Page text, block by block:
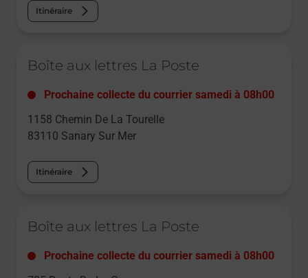
Itinéraire
Boîte aux lettres La Poste
Prochaine collecte du courrier samedi à 08h00
1158 Chemin De La Tourelle
83110 Sanary Sur Mer
Itinéraire
Boîte aux lettres La Poste
Prochaine collecte du courrier samedi à 08h00